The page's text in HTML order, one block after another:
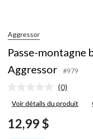
Aggressor
Passe-montagne
Aggressor
#979
Aucune
pour
(0)
Voir détails du produit
12,99 $